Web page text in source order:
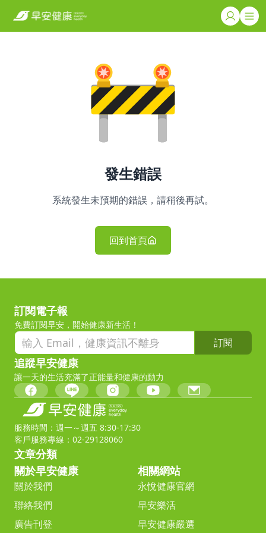
發生錯誤
系統發生未預期的錯誤，請稍後再試。
回到首頁
訂閱電子報
免費訂閱早安，開始健康新生活！
訂閱
追蹤早安健康
讓一天的生活充滿了正能量和健康的動力
服務時間：週一～週五 8:30-17:30
客戶服務專線：02-29128060
文章分類
關於早安健康
關於我們
聯絡我們
廣告刊登
相關網站
永悅健康官網
早安樂活
早安健康嚴選